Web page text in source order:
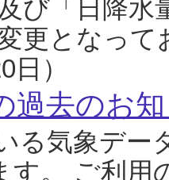
び「日降
更となっ
日）
過去のお
る気象デー
す。 ご利用